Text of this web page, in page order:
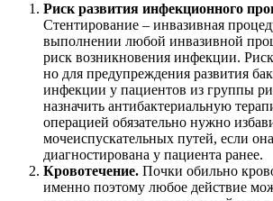
Риск развития инфекционного
Стентирование – инвазивная
выполнении любой инвазивной
риск возникновения инфекции.
но для предупреждения развития
инфекции у пациентов из группы
назначить антибактериальную
операцией обязательно нужно
мочеиспускательных путей, если
диагностирована у пациента ранее.
Кровотечение. Почки обильно
именно поэтому любое действие